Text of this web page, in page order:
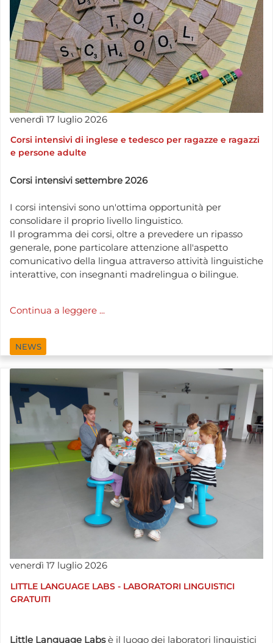
venerdì 17 luglio 2026
Corsi intensivi di inglese e tedesco per ragazze e ragazzi
e persone adulte
Corsi intensivi settembre 2026
I corsi intensivi sono un'ottima opportunità per
consolidare il proprio livello linguistico.
Il programma dei corsi, oltre a prevedere un ripasso
generale, pone particolare attenzione all'aspetto
comunicativo della lingua attraverso attività linguistiche
interattive, con insegnanti madrelingua o bilingue.
Continua a leggere ...
NEWS
venerdì 17 luglio 2026
LITTLE LANGUAGE LABS - LABORATORI LINGUISTICI
GRATUITI
Little Language Labsè il luogo dei laboratori linguistici